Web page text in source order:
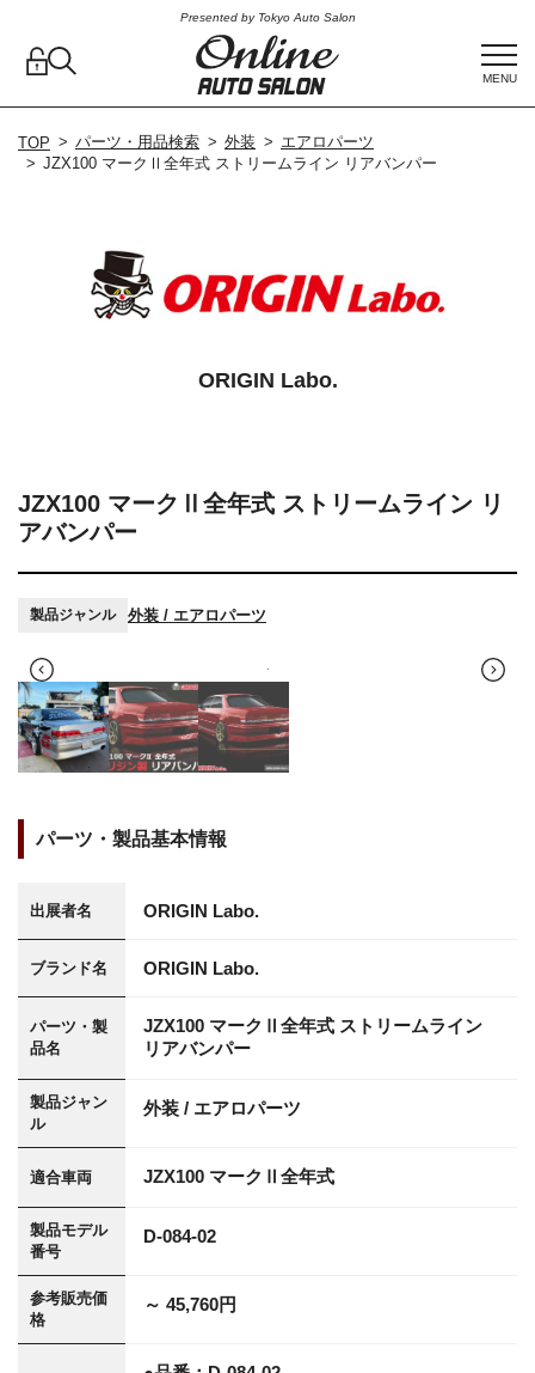
Presented by Tokyo Auto Salon
MENU
TOP パーツ・用品検索 外装
エアロパーツ
JZX100 マークⅡ全年式 ストリームライン リアバンパー
JZX100 マークⅡ全年式 ストリームライン リ
アバンパー
製品ジャンル 外装 / エアロパーツ
パーツ・製品基本情報
出展者名 ORIGIN Labo.
ブランド名 ORIGIN Labo.
パーツ・製
品名
JZX100 マークⅡ全年式 ストリームライン
リアバンパー
製品ジャン
ル
外装 / エアロパーツ
適合車両 JZX100 マークⅡ全年式
製品モデル
番号
D-084-02
参考販売価
格
～ 45,760円
ORIGIN Labo.